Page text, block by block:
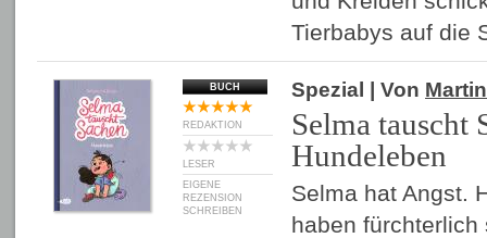
Tierbabys auf
BUCH
REDAKTION
LESER
EIGENE
REZENSION
SCHREIBEN
Spezial | Von
Selma tauscht
Hundeleben
Selma hat Angst.
haben fürchterlich